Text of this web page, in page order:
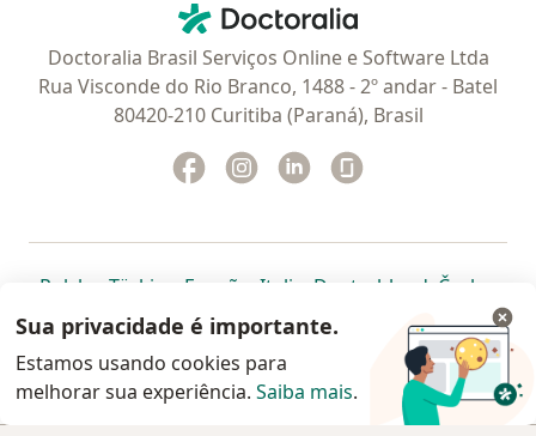
Doctoralia - Homepage
Doctoralia Brasil Serviços Online e Software Ltda
Rua Visconde do Rio Branco, 1488 - 2º andar - Batel
80420-210 Curitiba (Paraná), Brasil
Facebook
abre num novo separador
Instagram
abre num novo separador
Linkedin
abre num novo
Polska abre num novo separador
Türkiye abre num novo separador
España abre num novo separador
Italia abre num novo
Deutschlandabre num
Česko
Portugal abre num novo separador
, México abre num novo separador
, abre num novo separador
Brasil abre num novoabre num
abre
Colombia abre num novo
www.doctoralia.com.br © 2026 - Agende agora sua
Sua privacidade é importante.
Estamos usando cookies para
melhorar sua experiência. Saiba mais.